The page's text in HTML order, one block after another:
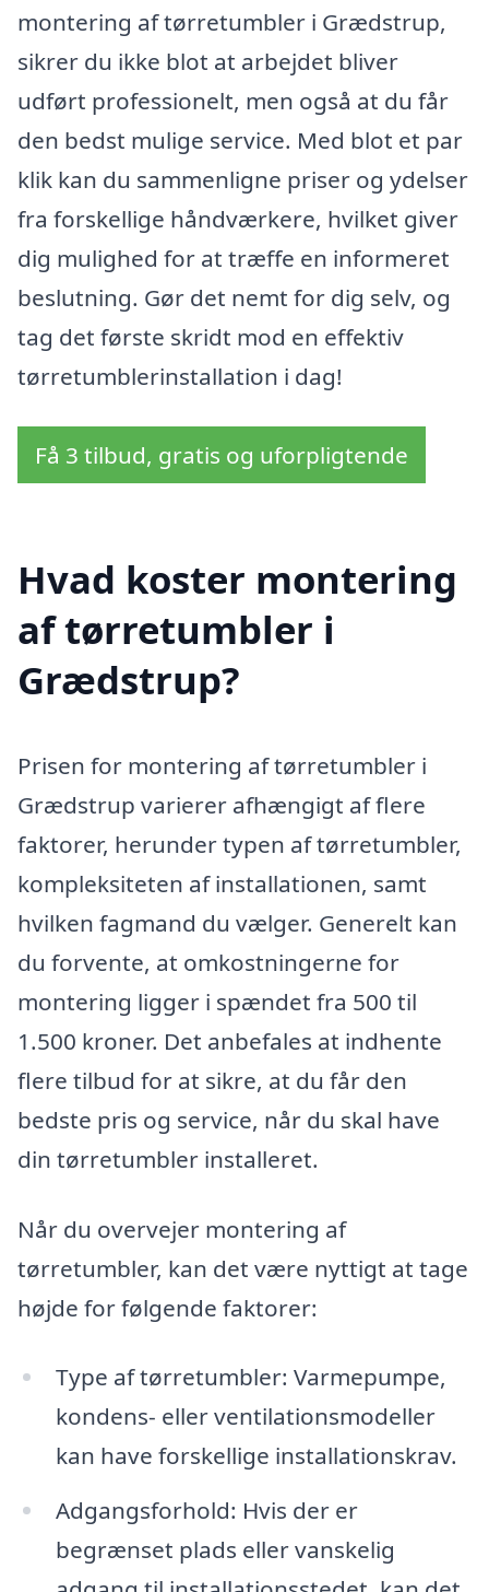
montering af tørretumbler i Grædstrup,
sikrer du ikke blot at arbejdet bliver
udført professionelt, men også at du får
den bedst mulige service. Med blot et par
klik kan du sammenligne priser og ydelser
fra forskellige håndværkere, hvilket giver
dig mulighed for at træffe en informeret
beslutning. Gør det nemt for dig selv, og
tag det første skridt mod en effektiv
tørretumblerinstallation i dag!
Få 3 tilbud, gratis og uforpligtende
Hvad koster montering
af tørretumbler i
Grædstrup?
Prisen for montering af tørretumbler i
Grædstrup varierer afhængigt af flere
faktorer, herunder typen af tørretumbler,
kompleksiteten af installationen, samt
hvilken fagmand du vælger. Generelt kan
du forvente, at omkostningerne for
montering ligger i spændet fra 500 til
1.500 kroner. Det anbefales at indhente
flere tilbud for at sikre, at du får den
bedste pris og service, når du skal have
din tørretumbler installeret.
Når du overvejer montering af
tørretumbler, kan det være nyttigt at tage
højde for følgende faktorer:
Type af tørretumbler: Varmepumpe,
kondens- eller ventilationsmodeller
kan have forskellige installationskrav.
Adgangsforhold: Hvis der er
begrænset plads eller vanskelig